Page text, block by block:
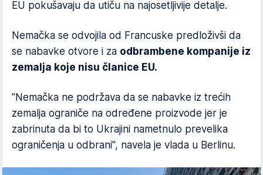
EU pokušavaju da utiču na najosetljivije detalje.
Nemačka se odvojila od Francuske predloživši da
se nabavke otvore i za odbrambene kompanije iz
zemalja koje nisu članice EU.
"Nemačka ne podržava da se nabavke iz trećih
zemalja ograniče na određene proizvode jer je
zabrinuta da bi to Ukrajini nametnulo prevelika
ograničenja u odbrani", navela je vlada u Berlinu.